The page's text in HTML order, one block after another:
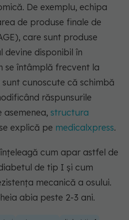
De exemplu, echipa
de produse finale de
care sunt produse
devine disponibil în
se întâmplă frecvent la
cunoscute că schimbă
răspunsurile
asemenea, structura
explică pe medicalxpress.
cum apar astfel de
de tip I și cum
mecanică a osului.
abia peste 2-3 ani.